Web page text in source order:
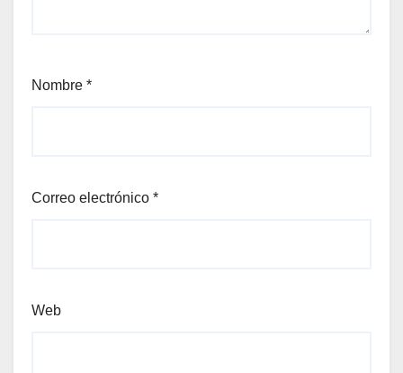
Nombre *
Correo electrónico *
Web